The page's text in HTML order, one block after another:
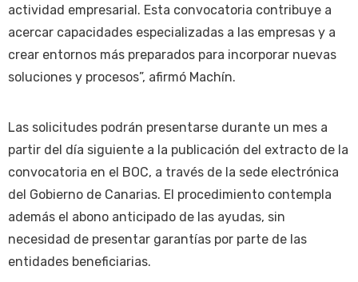
actividad empresarial. Esta convocatoria contribuye a
acercar capacidades especializadas a las empresas y a
crear entornos más preparados para incorporar nuevas
soluciones y procesos”, afirmó Machín.
Las solicitudes podrán presentarse durante un mes a
partir del día siguiente a la publicación del extracto de la
convocatoria en el BOC, a través de la sede electrónica
del Gobierno de Canarias. El procedimiento contempla
además el abono anticipado de las ayudas, sin
necesidad de presentar garantías por parte de las
entidades beneficiarias.